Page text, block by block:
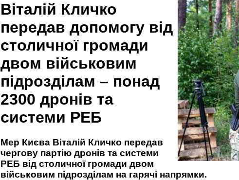
Віталій Кличко
передав допомогу від
столичної громади
двом військовим
підрозділам – понад
2300 дронів та
системи РЕБ
Мер Києва Віталій Кличко передав
чергову партію дронів та системи
РЕБ від столичної громади двом
військовим підрозділам на гарячі напрямки.